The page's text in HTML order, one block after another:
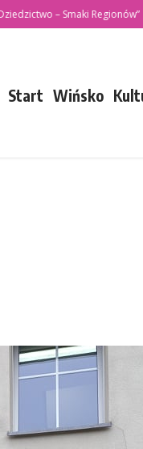
– Smaki Regionów”
Start Wińsko